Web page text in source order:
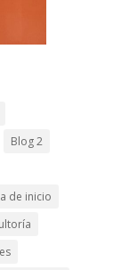
Blog 2
de inicio